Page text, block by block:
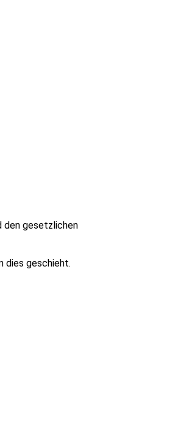
den gesetzlichen
dies geschieht.